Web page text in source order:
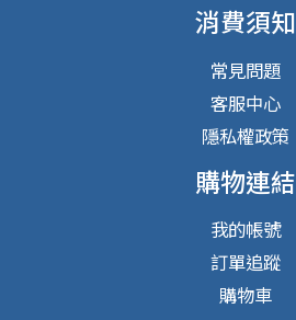
消費須知
常見問題
客服中心
隱私權政策
購物連結
我的帳號
訂單追蹤
購物車